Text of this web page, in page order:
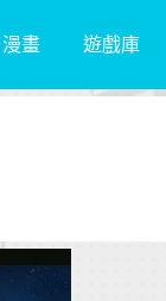
漫畫 遊戲庫